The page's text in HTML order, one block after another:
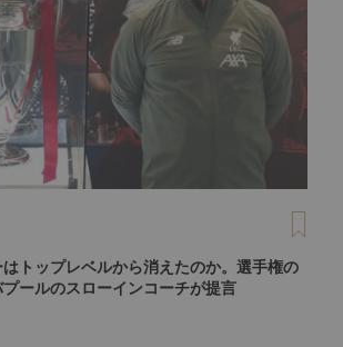
トップレベルから消えたのか。選手権の
ールのスローインコーチが提言